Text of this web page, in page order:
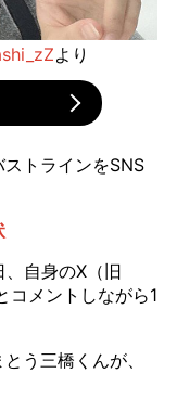
より
トラインをSNS
自身のX（旧
メントしながら1
う三橋くんが、